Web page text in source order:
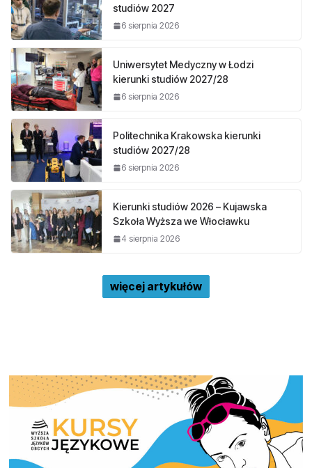
studiów 2027
6 sierpnia 2026
Uniwersytet Medyczny w Łodzi
kierunki studiów 2027/28
6 sierpnia 2026
Politechnika Krakowska kierunki
studiów 2027/28
6 sierpnia 2026
Kierunki studiów 2026 – Kujawska
Szkoła Wyższa we Włocławku
4 sierpnia 2026
więcej artykułów